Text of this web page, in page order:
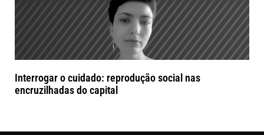
Interrogar o cuidado: reprodução social nas
encruzilhadas do capital